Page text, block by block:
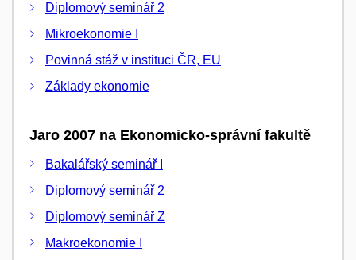
Diplomový seminář 2
Mikroekonomie I
Povinná stáž v instituci ČR, EU
Základy ekonomie
Jaro 2007 na Ekonomicko-správní fakultě
Bakalářský seminář I
Diplomový seminář 2
Diplomový seminář Z
Makroekonomie I